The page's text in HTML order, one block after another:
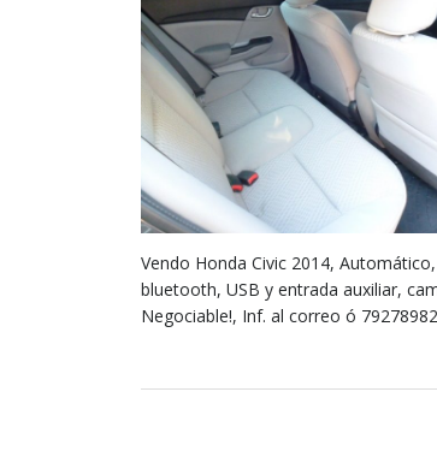
Vendo Honda Civic 2014,
bluetooth, USB y entrada auxiliar,
Negociable!, Inf. al correo ó 79278982